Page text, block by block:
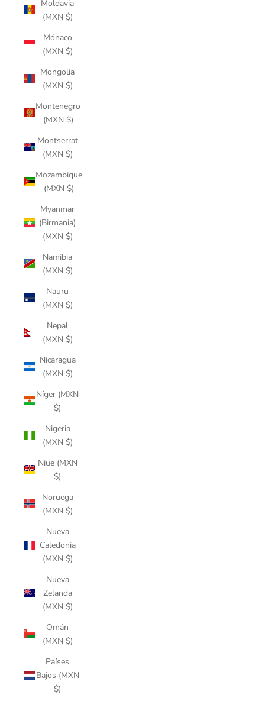
Moldavia
(MXN $)
Mónaco
(MXN $)
Mongolia
(MXN $)
Montenegro
(MXN $)
Montserrat
(MXN $)
Mozambique
(MXN $)
Myanmar
(Birmania)
(MXN $)
Namibia
(MXN $)
Nauru
(MXN $)
Nepal
(MXN $)
Nicaragua
(MXN $)
Níger (MXN
$)
Nigeria
(MXN $)
Niue (MXN
$)
Noruega
(MXN $)
Nueva
Caledonia
(MXN $)
Nueva
Zelanda
(MXN $)
Omán
(MXN $)
Países
Bajos (MXN
$)